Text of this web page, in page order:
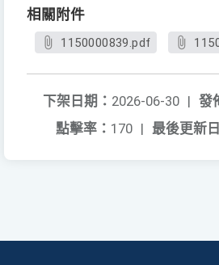
相關附件
1150000839.pdf
發
下架日期： 2026-06-30 |
最後更新
點擊率： 170 |